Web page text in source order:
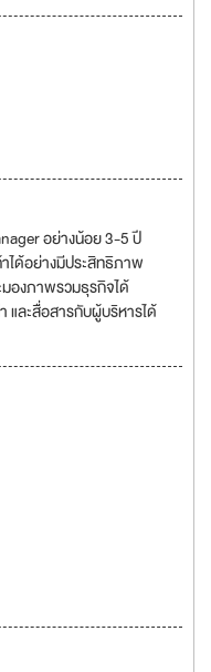
อย่างน้อย 3-5 ปี
ได้อย่างมีประสิทธิภาพ
มองภาพรวมธุรกิจได้
และสื่อสารกับผู้บริหารได้